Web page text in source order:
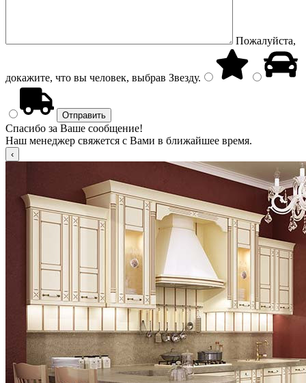
Пожалуйста,
докажите, что вы человек, выбрав Звезду.
Спасибо за Ваше сообщение!
Наш менеджер свяжется с Вами в ближайшее время.